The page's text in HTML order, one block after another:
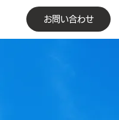
お問い合わせ